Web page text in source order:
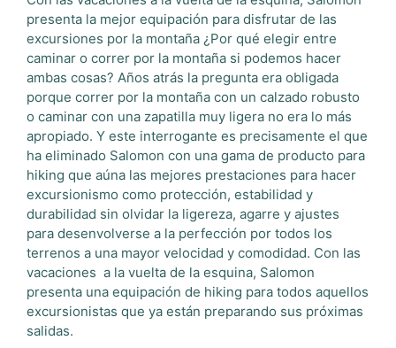
presenta la mejor equipación para disfrutar de las
excursiones por la montaña ¿Por qué elegir entre
caminar o correr por la montaña si podemos hacer
ambas cosas? Años atrás la pregunta era obligada
porque correr por la montaña con un calzado robusto
o caminar con una zapatilla muy ligera no era lo más
apropiado. Y este interrogante es precisamente el que
ha eliminado Salomon con una gama de producto para
hiking que aúna las mejores prestaciones para hacer
excursionismo como protección, estabilidad y
durabilidad sin olvidar la ligereza, agarre y ajustes
para desenvolverse a la perfección por todos los
terrenos a una mayor velocidad y comodidad. Con las
vacaciones a la vuelta de la esquina, Salomon
presenta una equipación de hiking para todos aquellos
excursionistas que ya están preparando sus próximas
salidas.